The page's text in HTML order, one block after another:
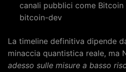
canali pubblici come
bitcoin-dev
La timeline definitiva dipende
minaccia quantistica reale, ma
adesso sulle misure a basso